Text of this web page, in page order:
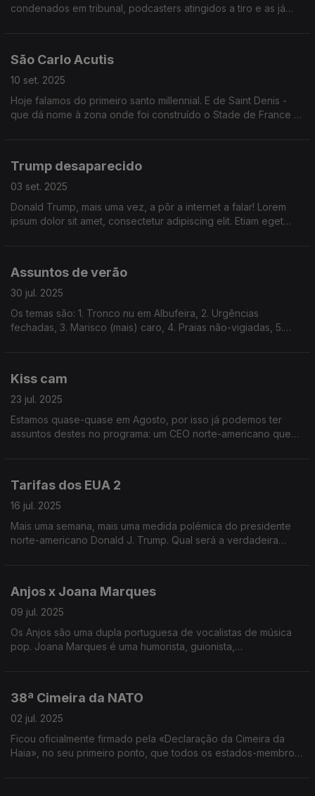
condenados em tribunal, podcasters atingidos a tiro e as já
São Carlo Acutis
10 set. 2025
Hoje falamos do primeiro santo millennial. E de Saint Denis -
que dá nome à zona onde foi construído o Stade de France e
Trump desaparecido
03 set. 2025
Donald Trump, mais uma vez, a pôr a internet a falar! Lorem
ipsum dolor sit amet, consectetur adipiscing elit. Etiam eget
Assuntos de verão
30 jul. 2025
Os temas são: 1. Tronco nu em Albufeira, 2. Urgências
fechadas, 3. Marisco (mais) caro, 4. Praias não-vigiadas, 5.
Kiss cam
23 jul. 2025
Estamos quase-quase em Agosto, por isso já podemos ter
assuntos destes no programa: um CEO norte-americano que
Tarifas dos EUA 2
16 jul. 2025
Mais uma semana, mais uma medida polémica do presidente
norte-americano Donald J. Trump. Qual será a verdadeira
Anjos x Joana Marques
09 jul. 2025
Os Anjos são uma dupla portuguesa de vocalistas de música
pop. Joana Marques é uma humorista, guionista,
38ª Cimeira da NATO
02 jul. 2025
Ficou oficialmente firmado pela «Declaração da Cimeira da
Haia», no seu primeiro ponto, que todos os estados-membros